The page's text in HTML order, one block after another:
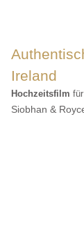
Ireland
Hochzeitsfilm für
Siobhan &